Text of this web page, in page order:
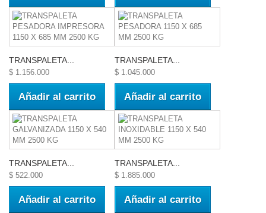
TRANSPALETA...
$ 1.156.000
Añadir al carrito
TRANSPALETA...
$ 1.045.000
Añadir al carrito
TRANSPALETA...
$ 522.000
Añadir al carrito
TRANSPALETA...
$ 1.885.000
Añadir al carrito